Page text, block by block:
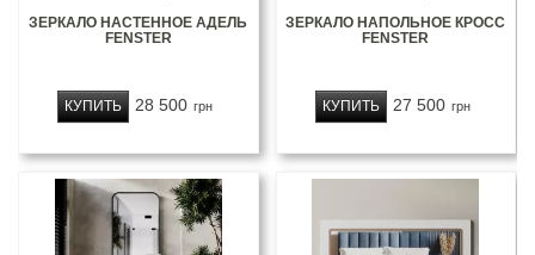
ЗЕРКАЛО НАСТЕННОЕ АДЕЛЬ
FENSTER
28 500 грн
КУПИТЬ
ЗЕРКАЛО НАПОЛЬНОЕ КРОСС
FENSTER
27 500 грн
КУПИТЬ